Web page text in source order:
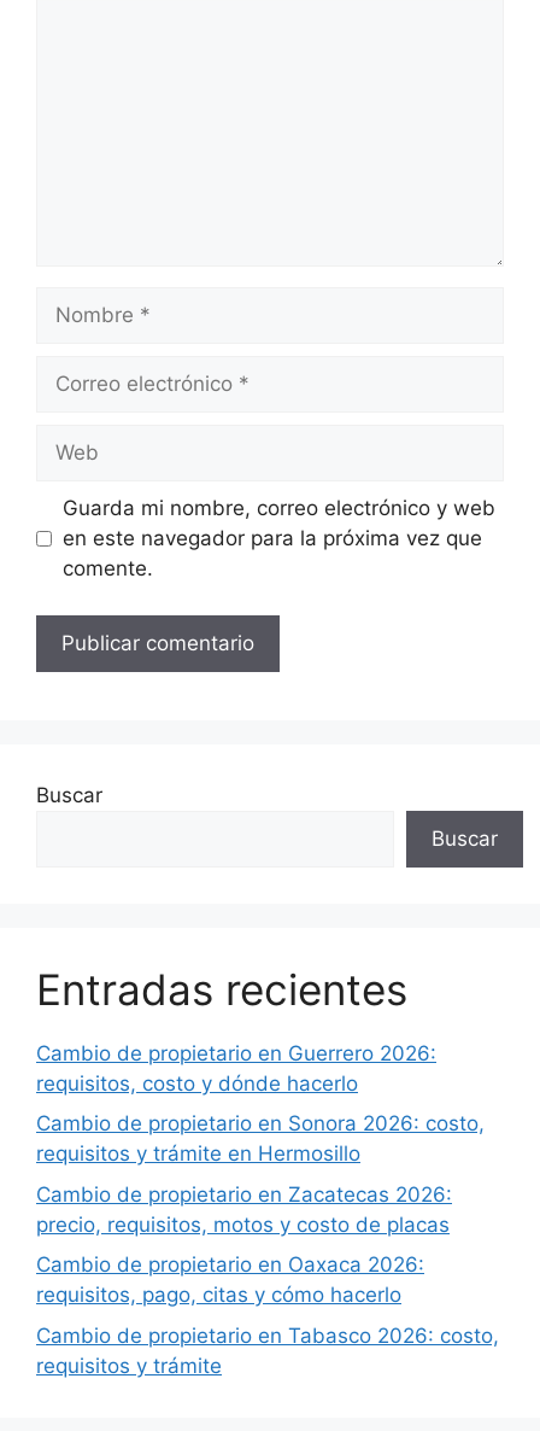
Nombre
Correo
Web
Guarda mi nombre, correo electrónico y web
en este navegador para la próxima vez que
comente.
Buscar
Buscar
Entradas recientes
Cambio de propietario en Guerrero 2026:
requisitos, costo y dónde hacerlo
Cambio de propietario en Sonora 2026: costo,
requisitos y trámite en Hermosillo
Cambio de propietario en Zacatecas 2026:
precio, requisitos, motos y costo de placas
Cambio de propietario en Oaxaca 2026:
requisitos, pago, citas y cómo hacerlo
Cambio de propietario en Tabasco 2026: costo,
requisitos y trámite